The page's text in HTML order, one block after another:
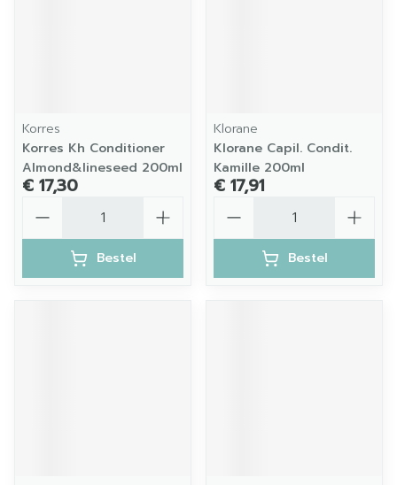
Korres
Korres Kh Conditioner
Almond&lineseed 200ml
€ 17,30
Bestel
Klorane
Klorane Capil. Condit.
Kamille 200ml
€ 17,91
Bestel